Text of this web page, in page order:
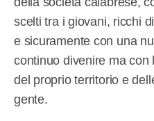
scelti tra i giovani, ricchi
e sicuramente con una
continuo divenire ma
del proprio territorio e
gente.